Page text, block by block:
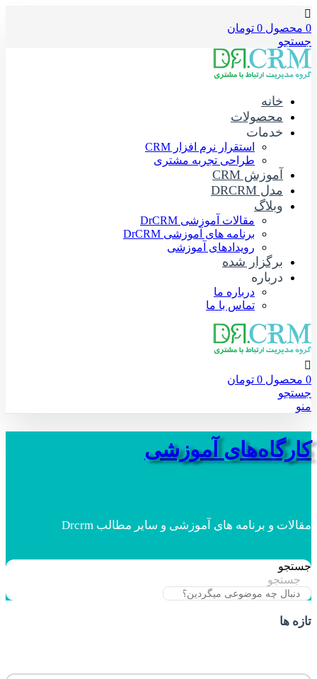
0 محصول 0 تومان
جستجو
خانه
محصولات
خدمات
استقرار نرم افزار CRM
طراحی تجربه مشتری
آموزش CRM
مدل DRCRM
وبلاگ
مقالات آموزشی DrCRM
برنامه های آموزشی DrCRM
رویدادهای آموزشی
برگزار شده
درباره
درباره ما
تماس با ما
0 محصول 0 تومان
جستجو
منو
کارگاه‌های آموزشی
مقالات و برنامه های آموزشی و سایر مطالب Drcrm
جستجو
جستجو
تازه ها